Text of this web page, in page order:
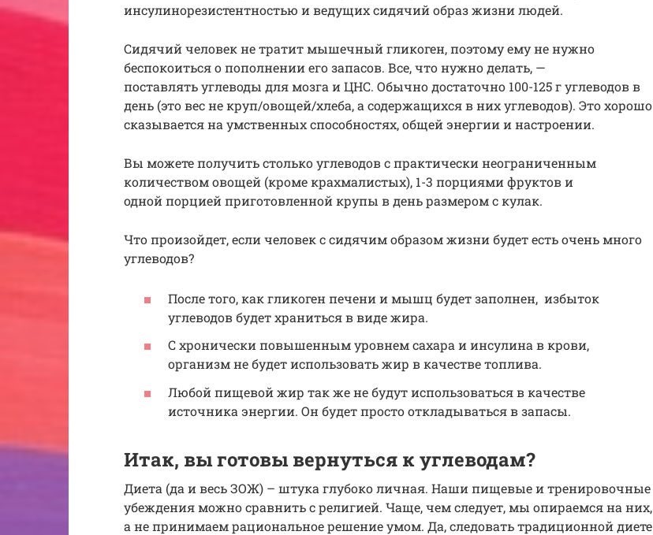
инсулинорезистентностью и ведущих сидячий образ жизни людей.
Сидячий человек не тратит мышечный гликоген, поэтому ему не нужно
беспокоиться о пополнении его запасов. Все, что нужно делать, —
поставлять углеводы для мозга и ЦНС. Обычно достаточно 100-125 г углеводов в
день (это вес не круп/овощей/хлеба, а содержащихся в них углеводов). Это хорошо
сказывается на умственных способностях, общей энергии и настроении.
Вы можете получить столько углеводов с практически неограниченным
количеством овощей (кроме крахмалистых), 1-3 порциями фруктов и
одной порцией приготовленной крупы в день размером с кулак.
Что произойдет, если человек с сидячим образом жизни будет есть очень много
углеводов?
После того, как гликоген печени и мышц будет заполнен, избыток
углеводов будет храниться в виде жира.
С хронически повышенным уровнем сахара и инсулина в крови,
организм не будет использовать жир в качестве топлива.
Любой пищевой жир так же не будут использоваться в качестве
источника энергии. Он будет просто откладываться в запасы.
Итак, вы готовы вернуться к углеводам?
Диета (да и весь ЗОЖ) – штука глубоко личная. Наши пищевые и тренировочные
убеждения можно сравнить с религией. Чаще, чем следует, мы опираемся на них,
а не принимаем рациональное решение умом. Да, следовать традиционной диете